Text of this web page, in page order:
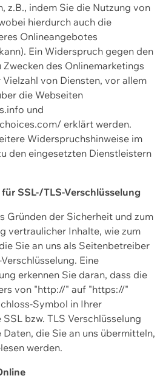
z.B., indem Sie die Nutzung von
hierdurch auch die
Onlineangebotes
Ein Widerspruch gegen den
des Onlinemarketings
von Diensten, vor allem
die Webseiten
und
erklärt werden.
Widerspruchshinweise im
den eingesetzten Dienstleistern
SSL-/TLS-Verschlüsselung
Gründen der Sicherheit und zum
vertraulicher Inhalte, wie zum
Sie an uns als Seitenbetreiber
Eine
erkennen Sie daran, dass die
von "http://" auf "https://"
Symbol in Ihrer
bzw. TLS Verschlüsselung
die Sie an uns übermitteln,
werden.